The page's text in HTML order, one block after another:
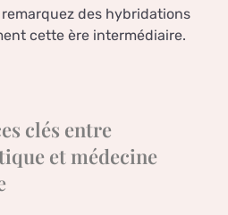
des hybridations
cette ère intermédiaire.
clés entre
et médecine